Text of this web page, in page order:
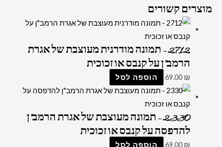
מוצרים קשורים
2712 – תמונה מודרנית מעוצבת של אגרת
הרמב"ן על קנבס או זכוכית
69.00 ₪ הוספה לסל
2330 – תמונה מעוצבת של אגרת הרמב"ן
להדפסה על קנבס או זכוכית
69.00 ₪ הוספה לסל